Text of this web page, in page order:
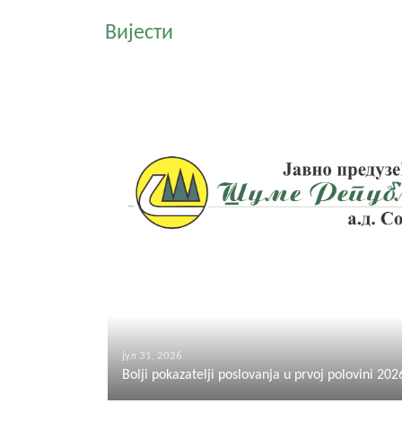
Вијести
јул 31, 2026
Bolji pokazatelji poslovanja u prvoj polovini